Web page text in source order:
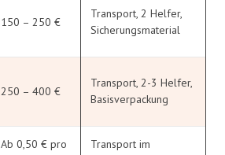
150 – 250 €
Transport, 2 Helfer,
Sicherungsmaterial
250 – 400 €
Transport, 2-3 Helfer,
Basisverpackung
Ab 0,50 € pro
Transport im